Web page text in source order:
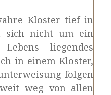
Kloster tief in
sich nicht um ein
liegendes
in einem Kloster,
folgen
weg von allen